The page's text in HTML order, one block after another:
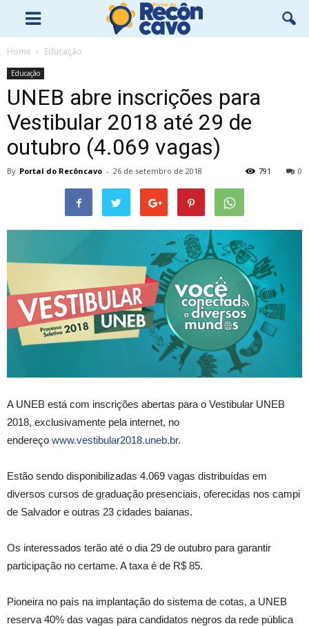
Home Educação
Educação
UNEB abre inscrições para
Vestibular 2018 até 29 de
outubro (4.069 vagas)
By Portal do Recôncavo - 26 de setembro de 2018 0
791
A UNEB está com inscrições abertas para o Vestibular UNEB
2018, exclusivamente pela internet, no
endereço www.vestibular2018.uneb.br.
Estão sendo disponibilizadas 4.069 vagas distribuídas em
diversos cursos de graduação presenciais, oferecidas nos campi
de Salvador e outras 23 cidades baianas.
Os interessados terão até o dia 29 de outubro para garantir
participação no certame. A taxa é de R$ 85.
Pioneira no país na implantação do sistema de cotas, a UNEB
reserva 40% das vagas para candidatos negros da rede pública